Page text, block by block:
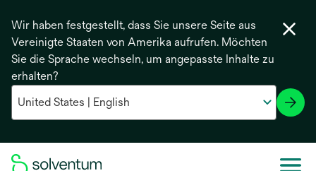
Wir haben festgestellt, dass Sie unsere Seite aus
Vereinigte Staaten von Amerika aufrufen. Möchten
Sie die Sprache wechseln, um angepasste Inhalte zu
erhalten?